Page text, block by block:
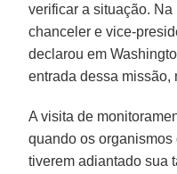
verificar a situação.
chanceler e vice-
declarou em
entrada dessa missão,
A visita de
quando os
tiverem adiantado sua